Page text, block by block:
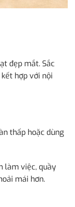
đẹp mắt. Sắc
hợp với nội
thấp hoặc dùng
làm việc, quầy
mái hơn.